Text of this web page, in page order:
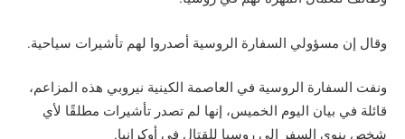
وقال إن مسؤولي السفارة الروسية أصدروا لهم تأشيرات سياحية.
ونفت السفارة الروسية في العاصمة الكينية نيروبي هذه المزاعم،
قائلة في بيان اليوم الخميس، إنها لم تصدر تأشيرات مطلقًا لأي
شخص ينوي السفر إلى روسيا للقتال في أوكرانيا.